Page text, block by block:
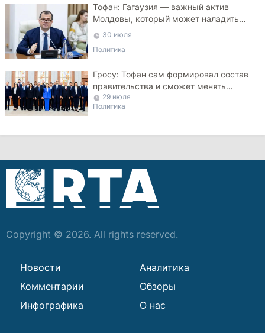
Тофан: Гагаузия — важный актив
Молдовы, который может наладить
мосты с Турцией
30 июля
Политика
Гросу: Тофан сам формировал состав
правительства и сможет менять
министров
29 июля
Политика
Copyright © 2026. All rights reserved.
Новости
Аналитика
Комментарии
Обзоры
Инфографика
О нас